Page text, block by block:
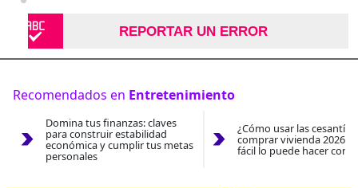
REPORTAR UN ERROR
Recomendados en Entretenimiento
Domina tus finanzas: claves
para construir estabilidad
económica y cumplir tus metas
personales
¿Cómo usar las
comprar vivienda 2026?
fácil lo puede hacer con